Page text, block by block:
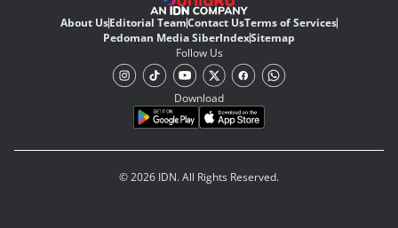
About UsEditorial TeamContact UsTerms of Services
Pedoman Media SiberIndexSitemap
Follow Us
Download
© 2026 IDN. All Rights Reserved.